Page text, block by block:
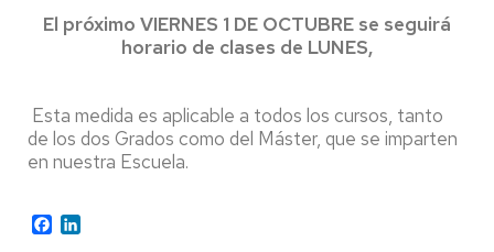
El próximo VIERNES 1 DE OCTUBRE se seguirá
horario de clases de LUNES,
Esta medida es aplicable a todos los cursos, tanto
de los dos Grados como del Máster, que se imparten
en nuestra Escuela.
Facebook